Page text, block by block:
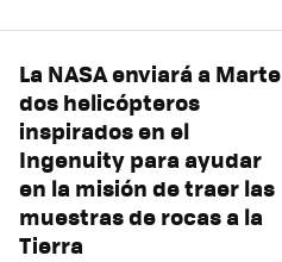
La NASA enviará a Marte
dos helicópteros
inspirados en el
Ingenuity para ayudar
en la misión de traer las
muestras de rocas a la
Tierra